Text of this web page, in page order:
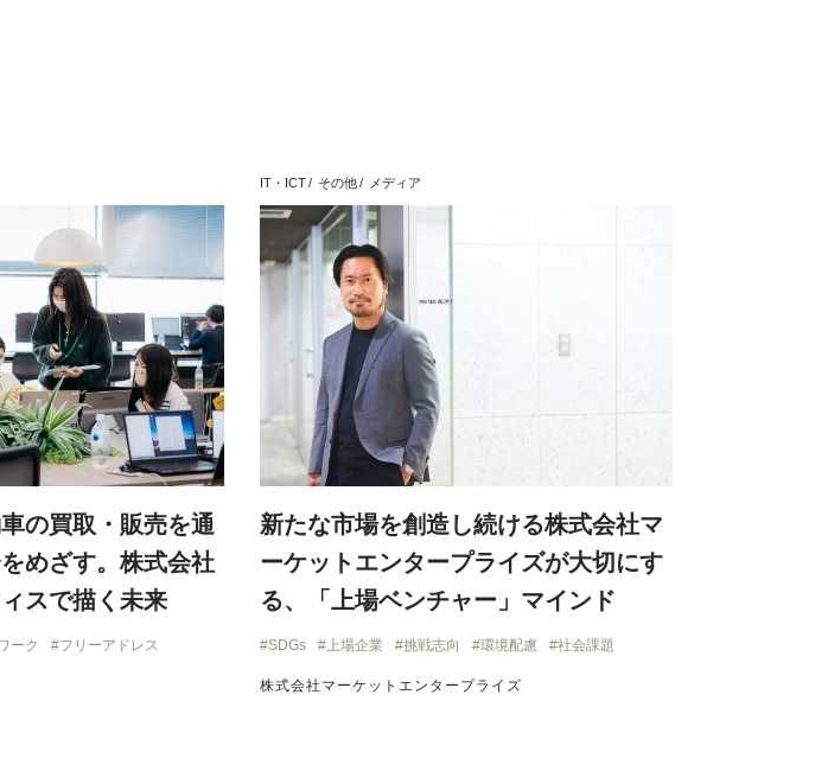
の買取・販売を通
めざす。株式会社
スで描く未来
ーク
フリーアドレス
IT・ICT その他 メディア
新たな市場を創造し続ける株式会社マ
ーケットエンタープライズが大切にす
る、「上場ベンチャー」マインド
SDGs 上場企業 挑戦志向 環境配慮 社会課題
株式会社マーケットエンタープライズ